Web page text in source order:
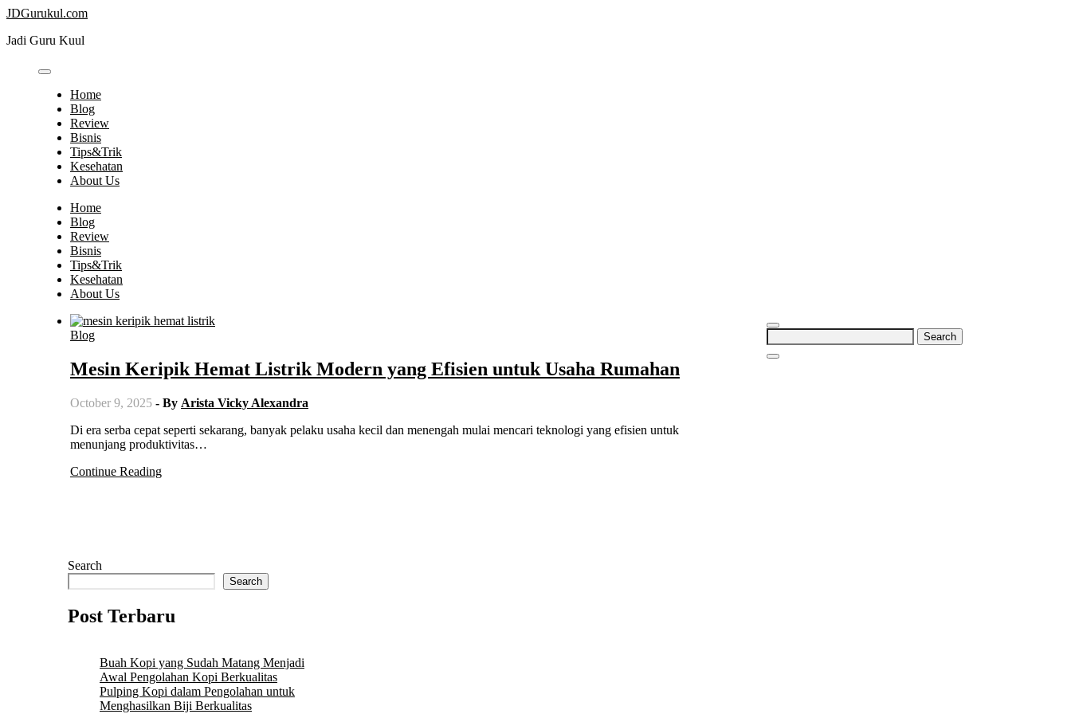
Skip
content
JDGurukul.com
Jadi Guru Kuul
Home
Blog
Review
Bisnis
Tips&Trik
Kesehatan
About Us
Home
Blog
Review
Bisnis
Tips&Trik
Kesehatan
About Us
Search
for:
Blog
Mesin Keripik Hemat Listrik Modern yang Efisien untuk Usaha Rumahan
October 9, 2025 - By Arista Vicky Alexandra
Di era serba cepat seperti sekarang, banyak pelaku usaha kecil dan menengah mulai mencari teknologi yang efisien untuk
menunjang produktivitas…
Continue Reading
Search
Search
Post Terbaru
Buah Kopi yang Sudah Matang Menjadi
Awal Pengolahan Kopi Berkualitas
Pulping Kopi dalam Pengolahan untuk
Menghasilkan Biji Berkualitas